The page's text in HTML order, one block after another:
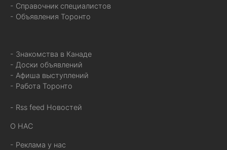
- Справочник специалистов
- Объявления Торонто
- Знакомства в Канаде
- Доски объявлений
- Афиша выступлений
- Работа Торонто
- Rss feed Новостей
О НАС
- Реклама у нас